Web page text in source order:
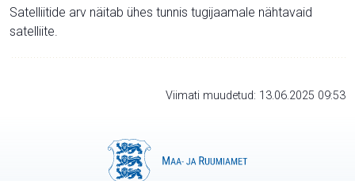
Satelliitide arv näitab ühes tunnis tugijaamale nähtavaid
satelliite.
Viimati muudetud: 13.06.2025 09:53